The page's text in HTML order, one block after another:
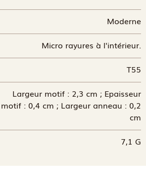
Moderne
Micro rayures à l'intérieur.
T55
Largeur motif : 2,3 cm ; Epaisseur
motif : 0,4 cm ; Largeur anneau : 0,2
cm
7,1 G